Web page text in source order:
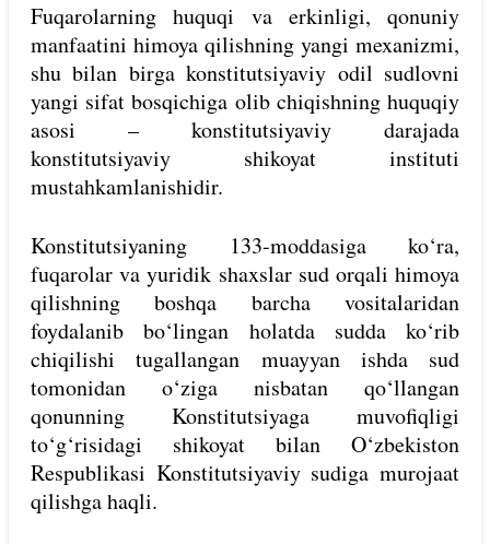
Fuqarolarning huquqi va erkinligi, qonuniy
manfaatini himoya qilishning yangi mexanizmi,
shu bilan birga konstitutsiyaviy odil sudlovni
yangi sifat bosqichiga olib chiqishning huquqiy
asosi – konstitutsiyaviy darajada
konstitutsiyaviy shikoyat instituti
mustahkamlanishidir.
Konstitutsiyaning 133-moddasiga ko‘ra,
fuqarolar va yuridik shaxslar sud orqali himoya
qilishning boshqa barcha vositalaridan
foydalanib bo‘lingan holatda sudda ko‘rib
chiqilishi tugallangan muayyan ishda sud
tomonidan o‘ziga nisbatan qo‘llangan
qonunning Konstitutsiyaga muvofiqligi
to‘g‘risidagi shikoyat bilan O‘zbekiston
Respublikasi Konstitutsiyaviy sudiga murojaat
qilishga haqli.